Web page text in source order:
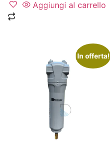
Aggiungi al carrello
In offerta!